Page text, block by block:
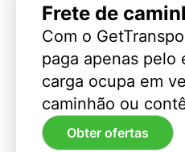
Frete de
Com o
paga apenas pelo
carga ocupa em
caminhão ou
Obter ofertas